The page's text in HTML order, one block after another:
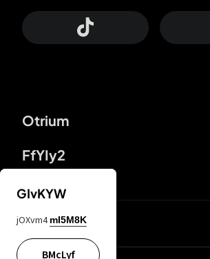
Otrium
FfYIy2
DDcvSo
GIvKYW
jOXvm4 mI5M8K
BMcLyf